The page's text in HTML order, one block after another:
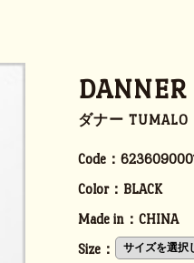
ダナー TUMALO
Code：
Color： BLACK
Made in： CHINA
Size：